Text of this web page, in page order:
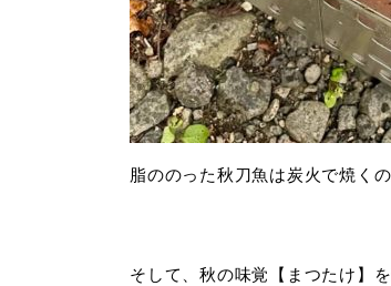
脂ののった秋刀魚は炭火で焼く
そして、秋の味覚【まつたけ】